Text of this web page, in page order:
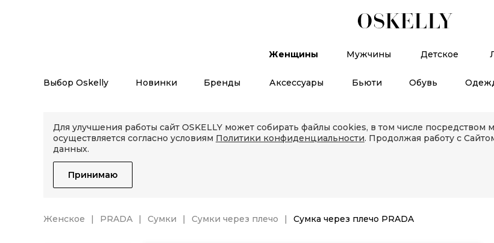
Женщины Мужчины Детское
Выбор Oskelly Новинки Бренды Аксессуары Бьюти Обувь
Для улучшения работы сайт OSKELLY может собирать файлы cookies, в том числе
осуществляется согласно условиям Политики конфиденциальности. Продолжая работу с
данных.
Принимаю
Женское PRADA Сумки Сумки через плечо Сумка через плечо PRADA